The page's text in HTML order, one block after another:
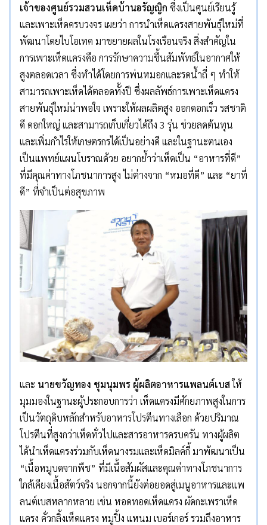
เจ้าของศูนย์รวมสวนเห็ดบ้านอรัญญิก ซึ่งเป็นศูนย์เรียนรู้
และเพาะเห็ดครบวงจร เผยว่า การนำเห็ดแครงสายพันธุ์ใหม่ที่
พัฒนาโดยไบโอเทค มาขยายผลในโรงเรือนจริง สิ่งสำคัญใน
การเพาะเห็ดแครงคือ การรักษาความชื้นสัมพัทธ์ในอากาศให้
สูงตลอดเวลา ซึ่งทำได้โดยการพ่นหมอกและรดน้ำถี่ ๆ ทำให้
สามารถเพาะเห็ดได้ตลอดทั้งปี ซึ่งผลลัพธ์การเพาะเห็ดแครง
สายพันธุ์ใหม่น่าพอใจ เพราะให้ผลผลิตสูง ออกดอกเร็ว รสชาติ
ดี ดอกใหญ่ และสามารถเก็บเกี่ยวได้ถึง 3 รุ่น ช่วยลดต้นทุน
และเพิ่มกำไรให้เกษตรกรได้เป็นอย่างดี และในฐานะตนเอง
เป็นแพทย์แผนโบราณด้วย อยากย้ำว่าเห็ดเป็น “อาหารที่ดี”
ที่มีคุณค่าทางโภชนาการสูง ไม่ต่างจาก “หมอที่ดี” และ “ยาที่
ดี” ที่จำเป็นต่อสุขภาพ
และ นายขวัญทอง ชุมนุมพร ผู้ผลิตอาหารแพลนต์เบสให้
มุมมองในฐานะผู้ประกอบการว่า เห็ดแครงมีศักยภาพสูงในการ
เป็นวัตถุดิบหลักสำหรับอาหารโปรตีนทางเลือก ด้วยปริมาณ
โปรตีนที่สูงกว่าเห็ดทั่วไปและสารอาหารครบครัน ทางผู้ผลิต
ได้นำเห็ดแครงร่วมกับเห็ดนางรมและเห็ดมิลค์กี้ มาพัฒนาเป็น
“เนื้อหมูบดจากพืช” ที่มีเนื้อสัมผัสและคุณค่าทางโภชนาการ
ใกล้เคียงเนื้อสัตว์จริง นอกจากนี้ยังต่อยอดสู่เมนูอาหารและแพ
ลนต์เบสหลากหลาย เช่น หอดทอดเห็ดแครง ผัดกะเพราเห็ด
แครง คั่วกลิ้งเห็ดแครง หมูปิ้ง แหนม เบอร์เกอร์ รวมถึงอาหาร